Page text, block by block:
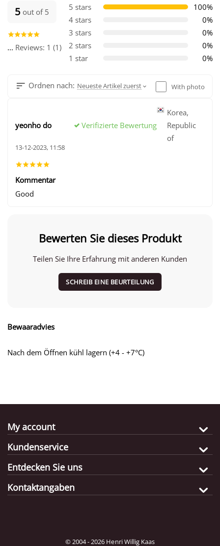
5 out of 5
... Reviews: 1 (1)
5 stars
100%
4 stars
0%
3 stars
0%
2 stars
0%
1 star
0%
Ordnen nach: Neueste Artikel zuerst With photo
yeonho do Verifizierte Bewertung
Korea,
Republic
of
13-12-2023, 11:58
Kommentar
Good
Bewerten Sie dieses Produkt
Teilen Sie Ihre Erfahrung mit anderen Kunden
SCHREIB EINE BEURTEILUNG
Bewaaradvies
Nach dem Öffnen kühl lagern (+4 - +7°C)
My account
Kundenservice
Entdecken Sie uns
Kontaktangaben
© 2004 - 2026 Henri Willig Kaas